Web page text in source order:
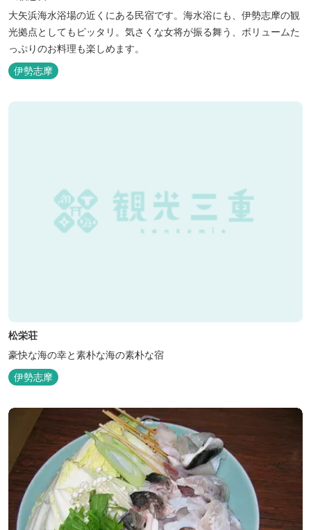
大矢浜海水浴場の近くにある民宿です。海水浴にも、伊勢志摩の観
光拠点としてもピッタリ。気さくな女将が振る舞う、ボリュームた
っぷりのお料理も楽しめます。
伊勢志摩
松栄荘
豪快な海の幸と素朴な海の素朴な宿
伊勢志摩